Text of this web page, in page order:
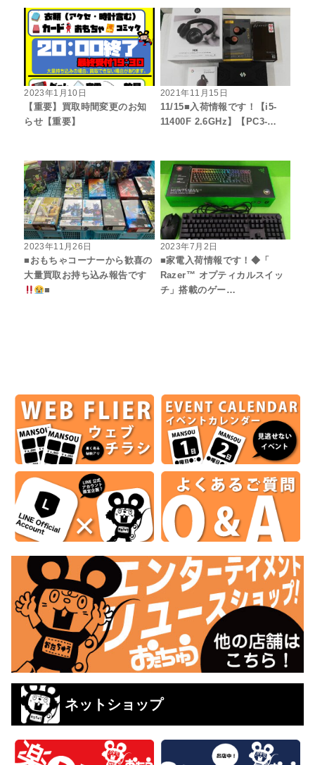
2023年1月10日
【重要】買取時間変更のお知
らせ【重要】
2021年11月15日
11/15■入荷情報です！【i5-
11400F 2.6GHz】【PC3-…
2023年11月26日
■おもちゃコーナーから歓喜の
大量買取お持ち込み報告です
■
2023年7月2日
■家電入荷情報です！◆「
Razer™ オプティカルスイッ
チ」搭載のゲー…
ネットショップ